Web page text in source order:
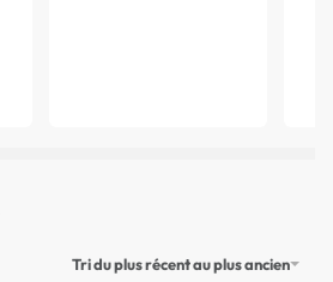
Tri du plus récent au plus ancien